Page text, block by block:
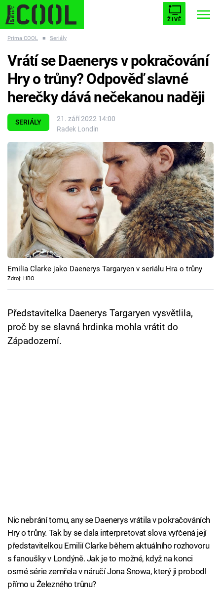
ŽIVĚ
ESCAPE PLNEJ KOTEL AVENGERS 5
Témata
Filmy
Seriály
Hry
Cool Esport
Pořady
TV Program
Přihlášení
Prima COOL ■ Seriály
SERIÁLY
21. září 2022 14:00
Radek Londin
Vrátí se Daenerys v pokračování
Hry o trůny? Odpověď slavné
herečky dává nečekanou naději
Emilia Clarke jako Daenerys Targaryen v seriálu Hra o trůny
Zdroj: HBO
Představitelka Daenerys Targaryen vysvětlila,
proč by se slavná hrdinka mohla vrátit do
Západozemí.
Nic nebrání tomu, any se Daenerys vrátila v pokračováních
Hry o trůny. Tak by se dala interpretovat slova vyřčená její
představitelkou Emilií Clarke během aktuálního rozhovoru
s fanoušky v Londýně. Jak je to možné, když na konci
osmé série zemřela v náručí Jona Snowa, který ji probodl
přímo u Železného trůnu?